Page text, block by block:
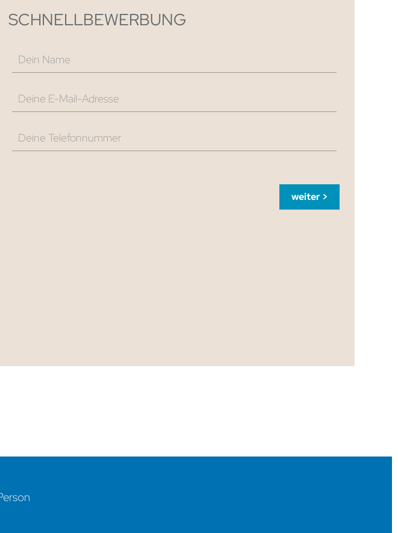
SCHNELLBEWERBUNG
Dein Name
Deine E-Mail-Adresse
Deine Telefonnummer
weiter >